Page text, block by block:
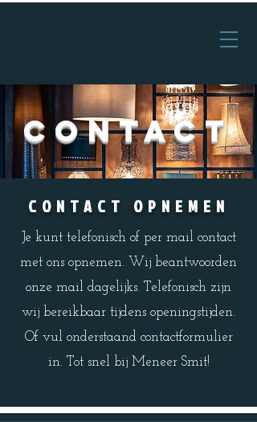
contact
CONTACT OPNEMEN
Je kunt telefonisch of per mail contact
met ons opnemen. Wij beantwoorden
onze mail dagelijks. Telefonisch zijn
wij bereikbaar tijdens openingstijden.
Of vul onderstaand contactformulier
in. Tot snel bij Meneer Smit!